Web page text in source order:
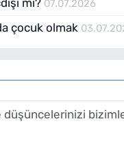
atılmasıyla birlikte
Diyarbakır, tarihsel
ilerliyor. Tarım ve
Diyarbakır’ın
gönderiliyor.
dekar alanda
mı? 07.07.2026
çocuk olmak